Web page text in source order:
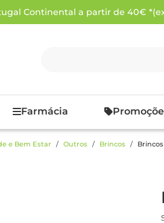
Continental a partir de 40€
Farmácia
e Bem Estar Outros Brincos